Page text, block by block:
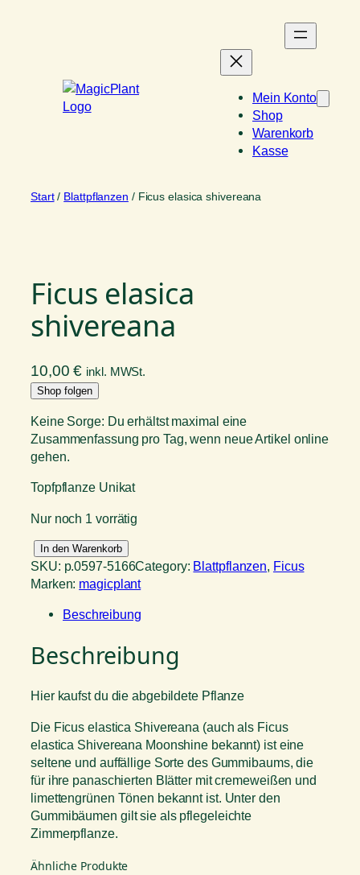
Mein Konto
Shop
Warenkorb
Kasse
Start/ Blattpflanzen / Ficus elasica shivereana
Ficus elasica
shivereana
10,00€ inkl. MWSt.
Shop folgen
Keine Sorge: Du erhältst maximal eine
Zusammenfassung pro Tag, wenn neue Artikel online
gehen.
Topfpflanze Unikat
Nur noch 1 vorrätig
i
c
s
c
a
s
h
i
v
e
e
In den Warenkorb
SKU: p.0597-5166Category: Blattpflanzen, Ficus
Marken: magicplant
Beschreibung
Beschreibung
Hier kaufst du die abgebildete Pflanze
Die Ficus elastica Shivereana (auch als Ficus
elastica Shivereana Moonshine bekannt) ist eine
seltene und auffällige Sorte des Gummibaums, die
für ihre panaschierten Blätter mit cremeweißen und
limettengrünen Tönen bekannt ist. Unter den
Gummibäumen gilt sie als pflegeleichte
Zimmerpflanze.
Ähnliche Produkte